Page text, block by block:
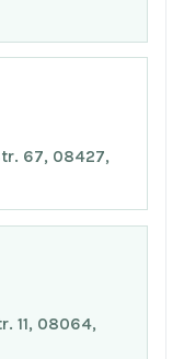
67, 08427,
11, 08064,